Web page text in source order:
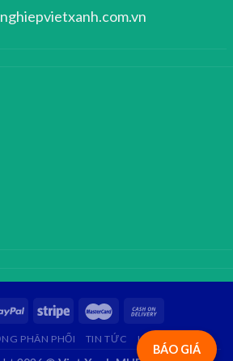
BÁO GIÁ
PHÂN PHỐI TIN TỨC LIÊN HỆ